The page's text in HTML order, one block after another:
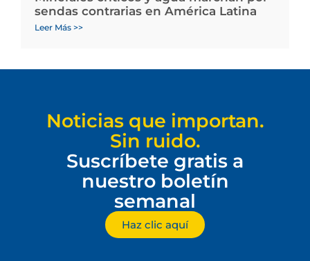
sendas contrarias en América Latina
Leer Más >>
Noticias que importan.
Sin ruido.
Suscríbete gratis a
nuestro boletín
semanal
Haz clic aquí